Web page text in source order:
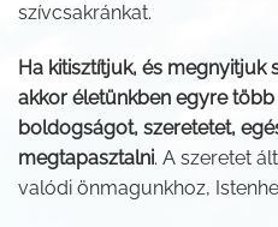
szívcsakránkat.
Ha kitisztítjuk, és megnyitjuk
akkor életünkben egyre
boldogságot, szeretetet,
megtapasztalni. A szeretet
valódi önmagunkhoz,